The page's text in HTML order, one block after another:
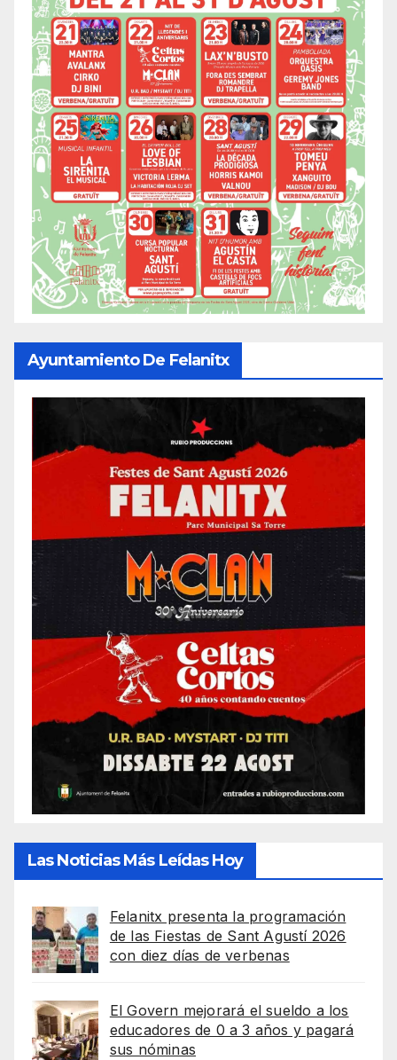
Ayuntamiento De Felanitx
Las Noticias Más Leídas Hoy
Felanitx presenta la programación
de las Fiestas de Sant Agustí 2026
con diez días de verbenas
El Govern mejorará el sueldo a los
educadores de 0 a 3 años y pagará
sus nóminas